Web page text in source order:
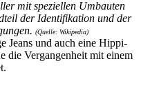
mit speziellen Umbauten
der Identifikation und der
(Quelle: Wikipedia)
Jeans und auch eine Hippi-
die Vergangenheit mit einem